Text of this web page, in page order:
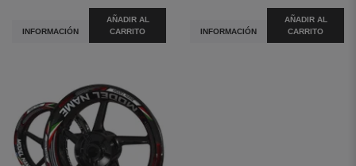
INFORMACIÓN
AÑADIR AL
CARRITO
INFORMACIÓN
AÑADIR AL
CARRITO